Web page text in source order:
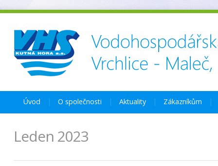
Úvod O společnosti Aktuality Zákazníkům
Leden 2023